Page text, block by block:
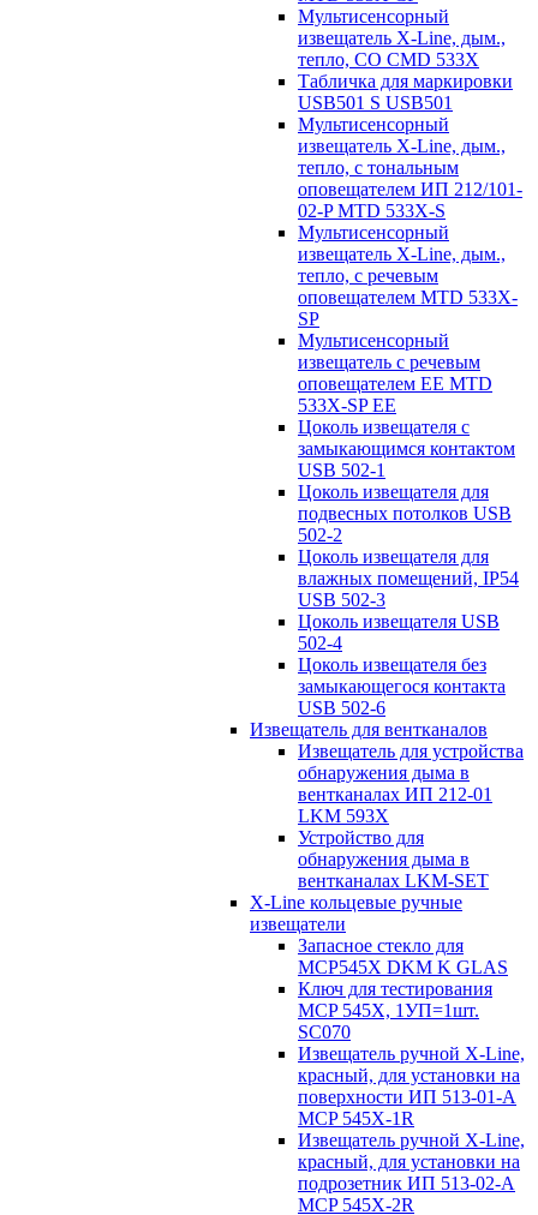
Мультисенсорный
извещатель X-Line, дым.,
тепло, СО CMD 533X
Табличка для маркировки
USB501 S USB501
Мультисенсорный
извещатель X-Line, дым.,
тепло, с тональным
оповещателем ИП 212/101-
02-P MTD 533X-S
Мультисенсорный
извещатель X-Line, дым.,
тепло, с речевым
оповещателем MTD 533X-
SP
Мультисенсорный
извещатель с речевым
оповещателем EE MTD
533X-SP EE
Цоколь извещателя с
замыкающимся контактом
USB 502-1
Цоколь извещателя для
подвесных потолков USB
502-2
Цоколь извещателя для
влажных помещений, IP54
USB 502-3
Цоколь извещателя USB
502-4
Цоколь извещателя без
замыкающегося контакта
USB 502-6
Извещатель для вентканалов
Извещатель для устройства
обнаружения дыма в
вентканалах ИП 212-01
LKM 593X
Устройство для
обнаружения дыма в
вентканалах LKM-SET
X-Line кольцевые ручные
извещатели
Запасное стекло для
MCP545Х DKM K GLAS
Ключ для тестирования
MCP 545X, 1УП=1шт.
SC070
Извещатель ручной X-Line,
красный, для установки на
поверхности ИП 513-01-A
MCP 545X-1R
Извещатель ручной X-Line,
красный, для установки на
подрозетник ИП 513-02-A
MCP 545X-2R